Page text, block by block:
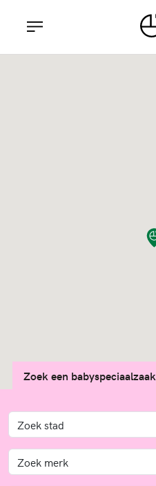
Zoek een babyspeciaalzaak